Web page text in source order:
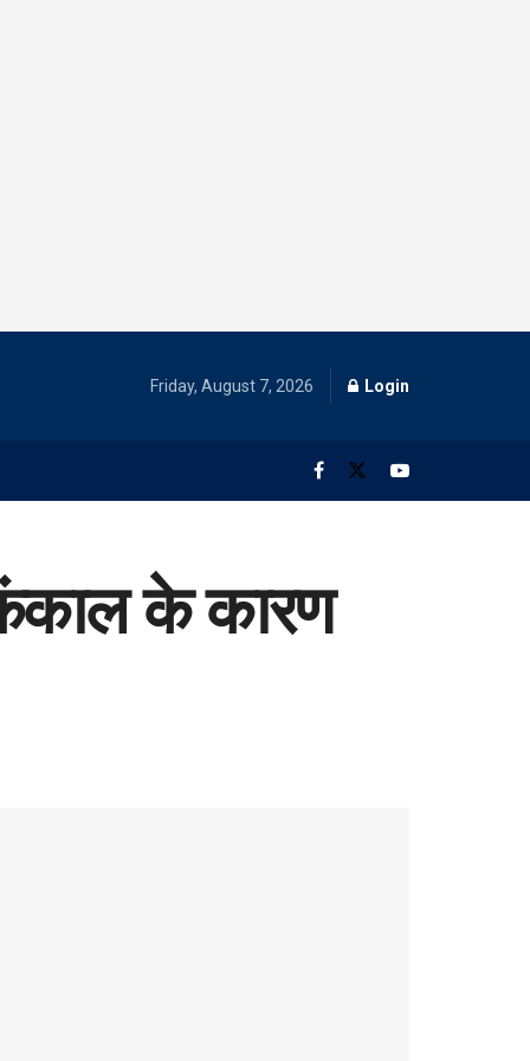
Friday, August 7, 2026 Login
के कारण